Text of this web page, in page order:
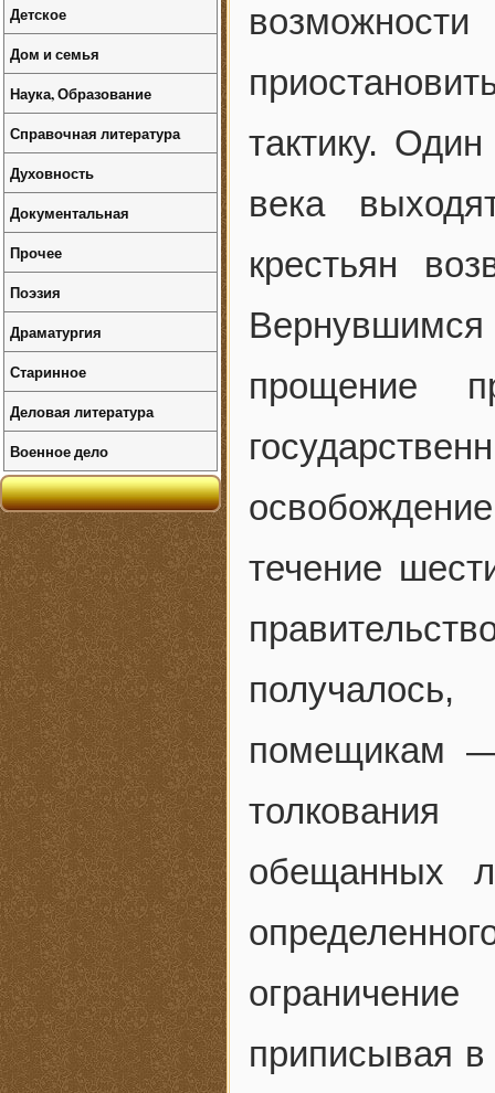
тактику.
века
крестьян
прощение
течение
помещикам
обещанных
приписывая в
Детское
Дом и семья
Наука, Образование
Справочная литература
Духовность
Документальная
Прочее
Поэзия
Драматургия
Старинное
Деловая литература
Военное дело